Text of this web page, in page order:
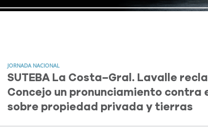
JORNADA NACIONAL
SUTEBA La Costa–Gral. Lavalle
Concejo un pronunciamiento contra
sobre propiedad privada y tierras